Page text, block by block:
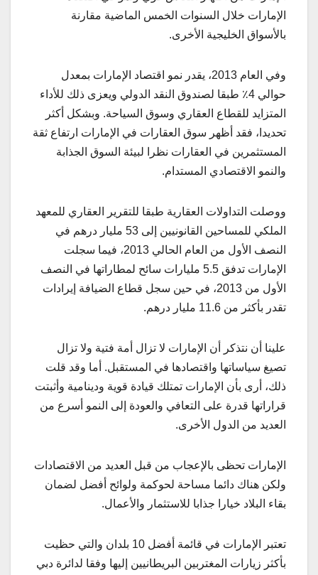
الإمارات خلال السنوات الخمس الماضية مقارنة
بالأسواق الخليجية الأخرى.
وفي العام 2013، يقدر نمو اقتصاد الإمارات بمعدل
حوالي 4٪ طبقا لصندوق النقد الدولي ويعزى ذلك للأداء
المتزايد للقطاع العقاري وسوق السياحة. وبشكل أكثر
تحديدا، فقد أظهر سوق العقارات في الإمارات ارتفاع ثقة
المستثمرين في العقارات نظرا لبيئة السوق الجذابة
والنمو الاقتصادي المستدام.
ووصلت التداولات العقارية طبقا للتقرير العقاري للمعهد
الملكي للمساحين القانونيين إلى 53 مليار درهم في
النصف الأول من العام الحالي 2013، فيما سجلت
الإمارات تدفق 5.5 مليارات سائح لمطاراتها في النصف
الأول من 2013، في حين سجل قطاع الضيافة إيرادات
تقدر بأكثر من 11.6 مليار درهم.
علينا أن نتذكر أن الإمارات لا تزال أمة فتية ولا تزال
تصيغ سياساتها واقتصادها في المستقبل. أما وقد قلت
ذلك، أرى بأن الإمارات تمتلك قيادة قوية ودينامية وأثبتت
قراراتها قدرة على التعافي والعودة إلى النمو أسرع من
العديد من الدول الأخرى.
الإمارات تحظى بالإعجاب من قبل العديد من الاقتصادات
ولكن هناك دائما مساحة لحوكمة ولوائح أفضل لضمان
بقاء البلاد خيارا جذابا للاستثمار والأعمال.
تعتبر الإمارات في قائمة أفضل 10 بلدان والتي حظيت
بأكثر زيارات المغتربين البريطانيين إليها وفقا لدائرة دبي